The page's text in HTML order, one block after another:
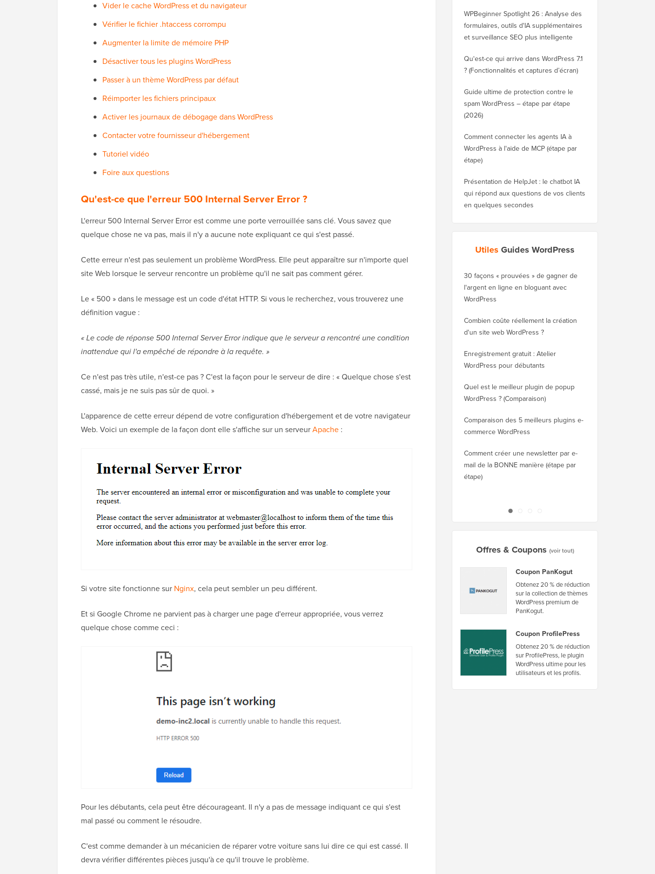
Vider le cache WordPress et du navigateur
Vérifier le fichier .htaccess corrompu
Augmenter la limite de mémoire PHP
Désactiver tous les plugins WordPress
Passer à un thème WordPress par défaut
Réimporter les fichiers principaux
Activer les journaux de débogage dans WordPress
Contacter votre fournisseur d'hébergement
Tutoriel vidéo
Foire aux questions
Qu'est-ce que l'erreur 500 Internal Server Error ?
L'erreur 500 Internal Server Error est comme une porte verrouillée sans clé. Vous savez que
quelque chose ne va pas, mais il n'y a aucune note expliquant ce qui s'est passé.
Cette erreur n'est pas seulement un problème WordPress. Elle peut apparaître sur n'importe quel
site Web lorsque le serveur rencontre un problème qu'il ne sait pas comment gérer.
Le « 500 » dans le message est un code d'état HTTP. Si vous le recherchez, vous trouverez une
définition vague :
« Le code de réponse 500 Internal Server Error indique que le serveur a rencontré une condition
inattendue qui l'a empêché de répondre à la requête. »
Ce n'est pas très utile, n'est-ce pas ? C'est la façon pour le serveur de dire : « Quelque chose s'est
cassé, mais je ne suis pas sûr de quoi. »
L'apparence de cette erreur dépend de votre configuration d'hébergement et de votre navigateur
Web. Voici un exemple de la façon dont elle s'affiche sur un serveurApache :
Si votre site fonctionne sur Nginx, cela peut sembler un peu différent.
Et si Google Chrome ne parvient pas à charger une page d'erreur appropriée, vous verrez
quelque chose comme ceci :
Pour les débutants, cela peut être décourageant. Il n'y a pas de message indiquant ce qui s'est
mal passé ou comment le résoudre.
C'est comme demander à un mécanicien de réparer votre voiture sans lui dire ce qui est cassé. Il
devra vérifier différentes pièces jusqu'à ce qu'il trouve le problème.
WPBeginner Spotlight 26 : Analyse des
formulaires, outils d'IA supplémentaires
et surveillance SEO plus intelligente
Qu'est-ce qui arrive dans WordPress 7.1
? (Fonctionnalités et captures d’écran)
Guide ultime de protection contre le
spam WordPress – étape par étape
(2026)
Comment connecter les agents IA à
WordPress à l'aide de MCP (étape par
étape)
Présentation de HelpJet : le chatbot IA
qui répond aux questions de vos clients
en quelques secondes
Utiles Guides WordPress
30 façons « prouvées » de gagner de
l'argent en ligne en bloguant avec
WordPress
Combien coûte réellement la création
d'un site web WordPress ?
Enregistrement gratuit : Atelier
WordPress pour débutants
Quel est le meilleur plugin de popup
WordPress ? (Comparaison)
Comparaison des 5 meilleurs plugins e-
commerce WordPress
Comment créer une newsletter par e-
mail de la BONNE manière (étape par
étape)
Offres & Coupons (voir tout)
Coupon PanKogut
Obtenez 20 % de réduction
sur la collection de thèmes
WordPress premium de
PanKogut.
Coupon ProfilePress
Obtenez 20 % de réduction
sur ProfilePress, le plugin
WordPress ultime pour les
utilisateurs et les profils.